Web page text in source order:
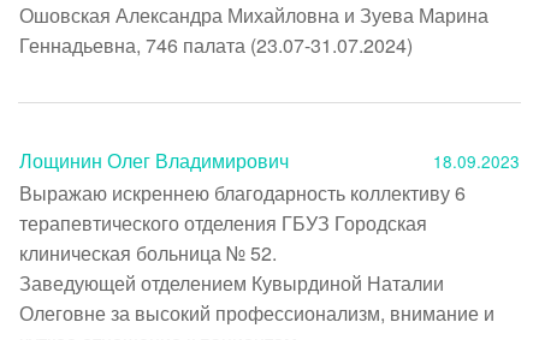
Ошовская Александра Михайловна и Зуева Марина
Геннадьевна, 746 палата (23.07-31.07.2024)
Лощинин Олег Владимирович 18.09.2023
Выражаю искреннею благодарность коллективу 6
терапевтического отделения ГБУЗ Городская
клиническая больница № 52.
Заведующей отделением Кувырдиной Наталии
Олеговне за высокий профессионализм, внимание и